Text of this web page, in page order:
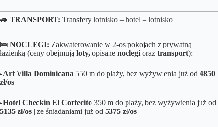
🚙 TRANSPORT: Transfery lotnisko – hotel – lotnisko
🛌 NOCLEGI: Zakwaterowanie w 2-os pokojach z prywatną
łazienką (ceny obejmują loty, opisane noclegi oraz transport):
▫️Art Villa Dominicana 550 m do plaży, bez wyżywienia już od 4850
zł/os
▫️Hotel Checkin El Cortecito 350 m do plaży, bez wyżywienia już od
5135 zł/os | ze śniadaniami już od 5375 zł/os